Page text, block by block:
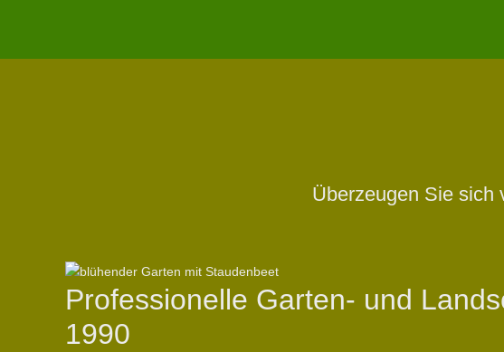
Überzeugen Sie sich
Professionelle Garten- und
1990